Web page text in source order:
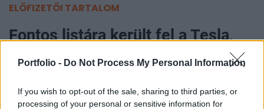
Portfolio - Do Not Process My Personal Information
If you wish to opt-out of the sale, sharing to third parties, or
processing of your personal or sensitive information for
ELŐFIZETŐI TARTALOM
Fontos listára került fel a Tesla,
ugrik az árfolyam
2025. június 10. 20:31